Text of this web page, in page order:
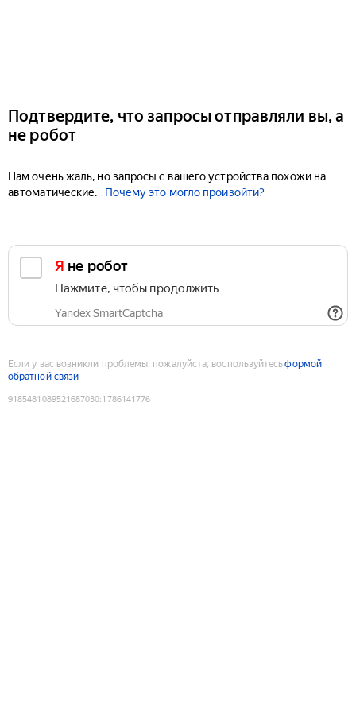
Подтвердите, что запросы отправляли вы, а
не робот
Нам очень жаль, но запросы с вашего устройства похожи на
автоматические.
Почему это могло произойти?
Я не робот
Нажмите, чтобы продолжить
Yandex SmartCaptcha
Если у вас возникли проблемы, пожалуйста, воспользуйтесьформой
обратной связи
9185481089521687030:1786141776